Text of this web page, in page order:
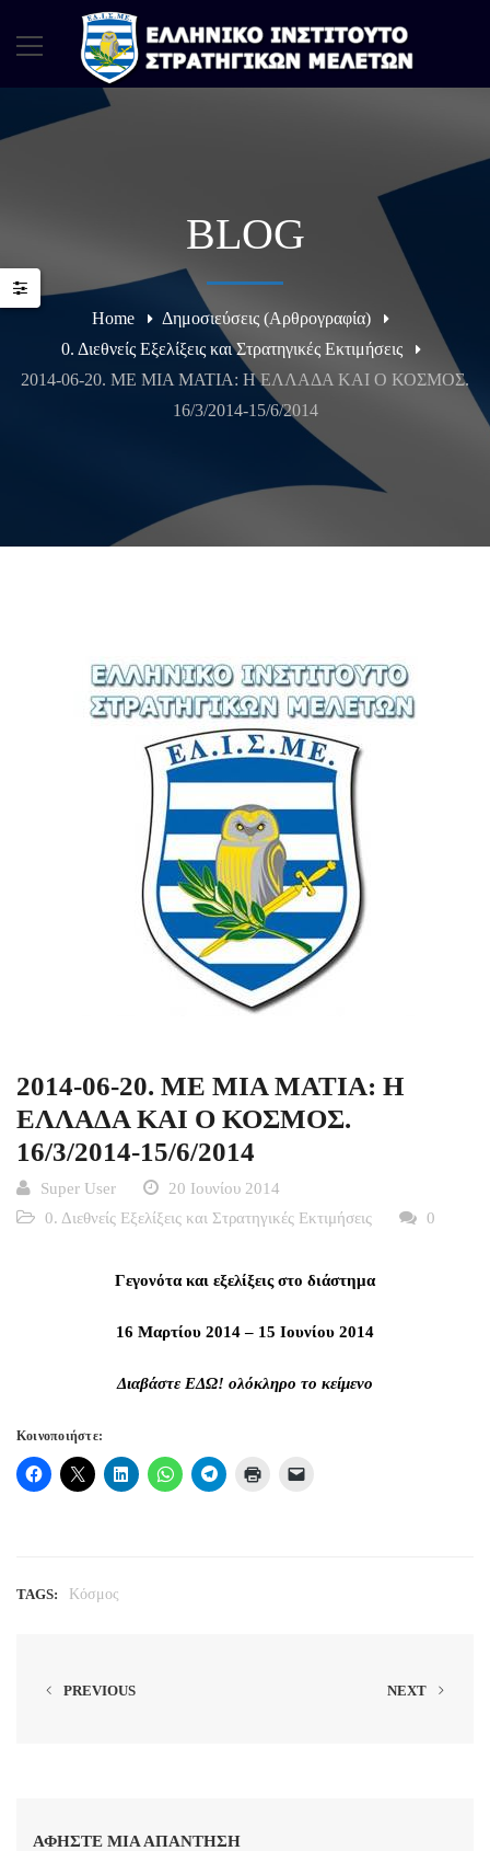
BLOG
Home
Δημοσιεύσεις (Αρθρογραφία)
0. Διεθνείς Εξελίξεις και Στρατηγικές Εκτιμήσεις
2014-06-20. ME MIA MATIA: H EΛΛΑΔΑ ΚΑΙ Ο ΚΟΣΜΟΣ.
16/3/2014-15/6/2014
2014-06-20. ME MIA MATIA: H
EΛΛΑΔΑ ΚΑΙ Ο ΚΟΣΜΟΣ.
16/3/2014-15/6/2014
Super User
20 Ιουνίου 2014
0. Διεθνείς Εξελίξεις και Στρατηγικές Εκτιμήσεις
0
Γεγονότα και εξελίξεις στο διάστημα
16 Μαρτίου 2014– 15 Ιουνίου 2014
Διαβάστε ΕΔΩ! ολόκληρο το κείμενο
Κοινοποιήστε:
TAGS: Κόσμος
PREVIOUS NEXT
ΑΦΉΣΤΕ ΜΙΑ ΑΠΆΝΤΗΣΗ